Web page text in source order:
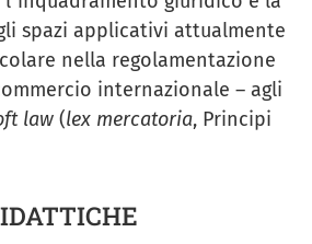
spazi applicativi attualmente
nella regolamentazione
internazionale – agli
law(lex mercatoria, Principi